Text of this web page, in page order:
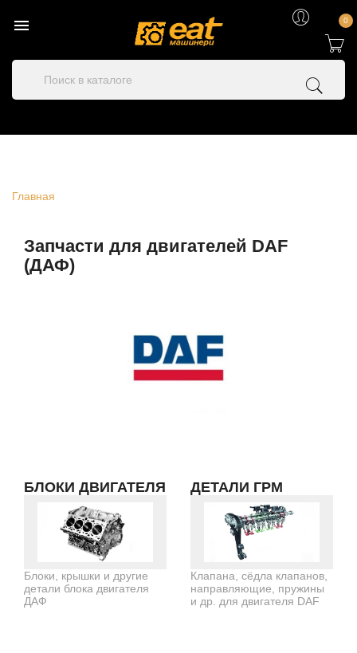
 0
Главная
Запчасти для двигателей DAF
(ДАФ)
БЛОКИ ДВИГАТЕЛЯ
Блоки, крышки и другие
детали блока двигателя
ДАФ
ДЕТАЛИ ГРМ
Клапана, сёдла клапанов,
направляющие, пружины
и др. для двигателя DAF